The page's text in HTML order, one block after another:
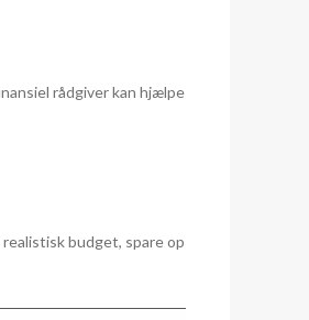
rådgiver kan hjælpe
budget, spare op